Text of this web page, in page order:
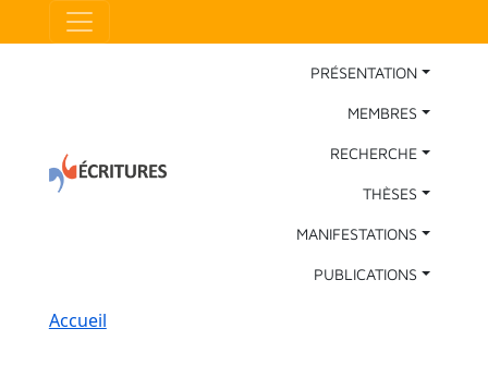
Aller au contenu principal
Main Navigation
PRÉSENTATION
MEMBRES
RECHERCHE
THÈSES
MANIFESTATIONS
PUBLICATIONS
Fil d'Ariane
Accueil
Panneau de gestion des cookies